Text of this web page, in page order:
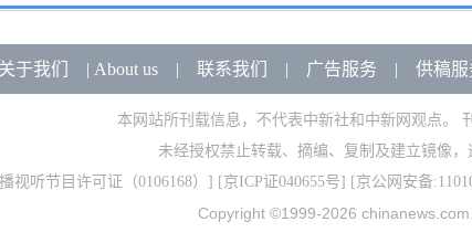
关于我们 | About us| 联系我们 | 广告服务 | 供稿服
本网站所刊载信息，不代表中新社和中新网观点。
未经授权禁止转载、摘编、复制及建立镜像，
视听节目许可证（0106168） ] [京ICP证040655号] [京公网安备
Copyright ©1999-2026